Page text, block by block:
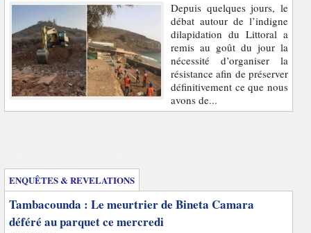
Depuis quelques jours, le
débat autour de l’indigne
dilapidation du Littoral a
remis au goût du jour la
nécessité d’organiser la
résistance afin de préserver
définitivement ce que nous
avons de...
ENQUÊTES & REVELATIONS
Tambacounda : Le meurtrier de Bineta Camara
déféré au parquet ce mercredi